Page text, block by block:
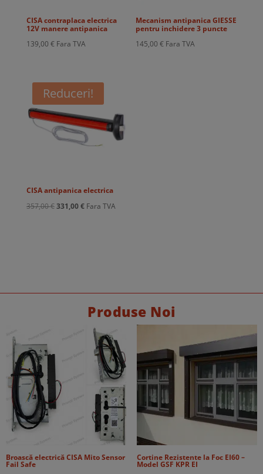
CISA contraplaca electrica
12V manere antipanica
139,00 € Fara TVA
Mecanism antipanica GIESSE
pentru inchidere 3 puncte
145,00€ Fara TVA
Reduceri!
CISA antipanica electrica
357,00€ Prețul
331,00€Prețul
Fara TVA
Produse Noi
Broască electrică CISA Mito Sensor
Fail Safe
Cortine Rezistente la Foc EI60 –
Model GSF KPR EI